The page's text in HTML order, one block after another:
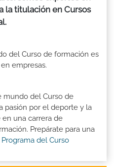
la titulación en Cursos
del Curso de formación es
empresas.
mundo del Curso de
pasión por el deporte y la
una carrera de
Prepárate para una
del Curso